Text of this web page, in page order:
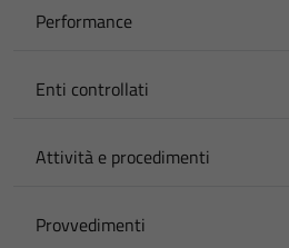
Performance
Enti controllati
Attività e procedimenti
Provvedimenti